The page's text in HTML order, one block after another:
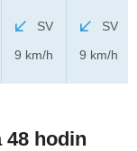
SV
9 km/h
SV
9 km/h
48 hodin